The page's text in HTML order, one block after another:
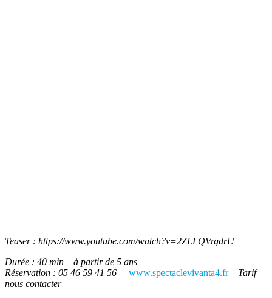
Teaser : https://www.youtube.com/watch?v=2ZLLQVrgdrU
Durée : 40 min – à partir de 5 ans
Réservation : 05 46 59 41 56 – www.spectaclevivanta4.fr– Tarif
nous contacter